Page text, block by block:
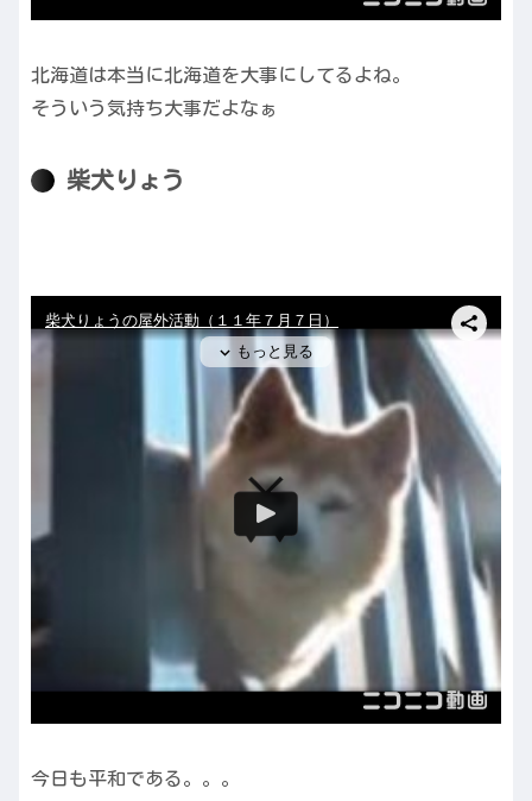
北海道は本当に北海道を大事にしてるよね。
そういう気持ち大事だよなぁ
柴犬りょう
今日も平和である。。。